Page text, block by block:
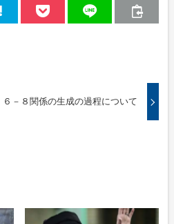
６－８関係の生成の過程について